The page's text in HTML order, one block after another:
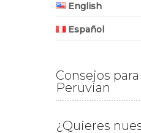
English
Español
Consejos
Peruvian
¿Quieres